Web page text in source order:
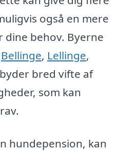
også en mere
dine behov. Byerne
Bellinge, Lellinge,
bred vifte af
som kan
hundepension, kan